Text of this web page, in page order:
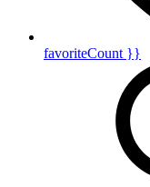
favoriteCount }}